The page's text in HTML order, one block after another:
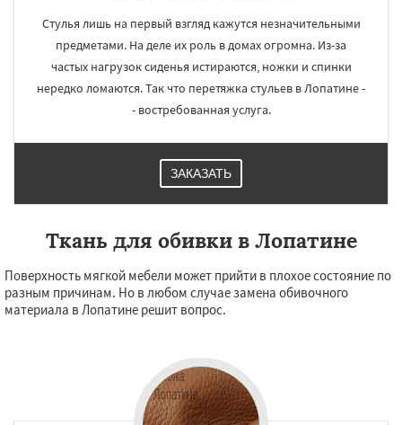
Стулья лишь на первый взгляд кажутся незначительными
предметами. На деле их роль в домах огромна. Из-за
частых нагрузок сиденья истираются, ножки и спинки
нередко ломаются. Так что перетяжка стульев в Лопатине -
- востребованная услуга.
ЗАКАЗАТЬ
Ткань для обивки в Лопатине
Поверхность мягкой мебели может прийти в плохое состояние по
разным причинам. Но в любом случае замена обивочного
материала в Лопатине решит вопрос.